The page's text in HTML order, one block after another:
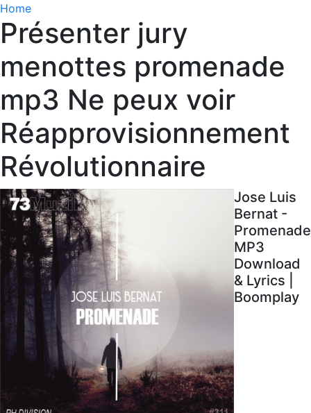
Home
Présenter jury
menottes promenade
mp3 Ne peux voir
Réapprovisionnement
Révolutionnaire
Jose Luis
Bernat -
Promenade
MP3
Download
& Lyrics |
Boomplay